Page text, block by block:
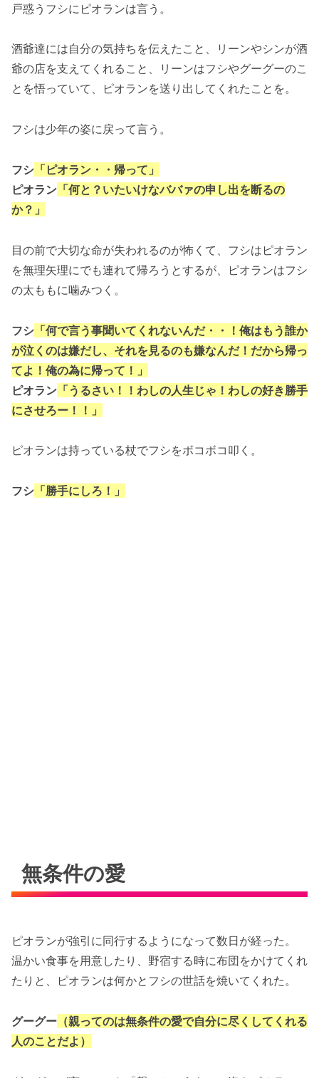
戸惑うフシにピオランは言う。
酒爺達には自分の気持ちを伝えたこと、リーンやシンが酒
爺の店を支えてくれること、リーンはフシやグーグーのこ
とを悟っていて、ピオランを送り出してくれたことを。
フシは少年の姿に戻って言う。
フシ 「ピオラン・・帰って」
ピオラン 「何と？いたいけなババァの申し出を断るの
か？」
目の前で大切な命が失われるのが怖くて、フシはピオラン
を無理矢理にでも連れて帰ろうとするが、ピオランはフシ
の太ももに噛みつく。
フシ 「何で言う事聞いてくれないんだ・・！俺はもう誰か
が泣くのは嫌だし、それを見るのも嫌なんだ！だから帰っ
てよ！俺の為に帰って！」
ピオラン 「うるさい！！わしの人生じゃ！わしの好き勝手
にさせろー！！」
ピオランは持っている杖でフシをボコボコ叩く。
フシ 「勝手にしろ！」
無条件の愛
ピオランが強引に同行するようになって数日が経った。
温かい食事を用意したり、野宿する時に布団をかけてくれ
たりと、ピオランは何かとフシの世話を焼いてくれた。
グーグー （親ってのは無条件の愛で自分に尽くしてくれる
人のことだよ）